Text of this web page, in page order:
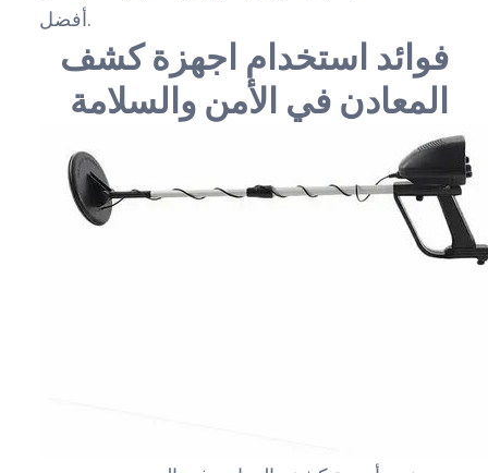
أفضل.
فوائد استخدام اجهزة كشف
المعادن في الأمن والسلامة